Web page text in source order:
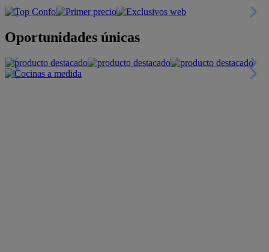
Oportunidades únicas